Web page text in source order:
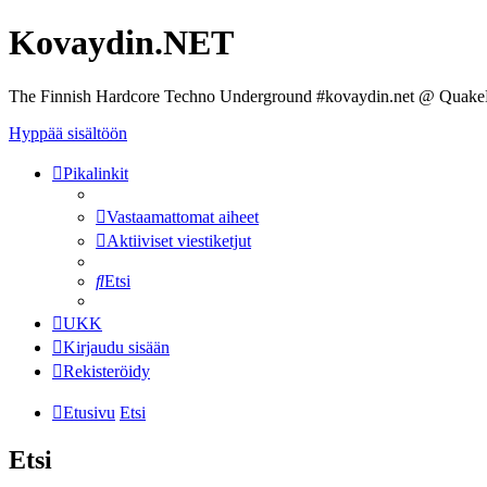
Kovaydin.NET
The Finnish Hardcore Techno Underground #kovaydin.net @
Hyppää sisältöön
Pikalinkit
Vastaamattomat aiheet
Aktiiviset viestiketjut
Etsi
UKK
Kirjaudu sisään
Rekisteröidy
Etusivu Etsi
Etsi